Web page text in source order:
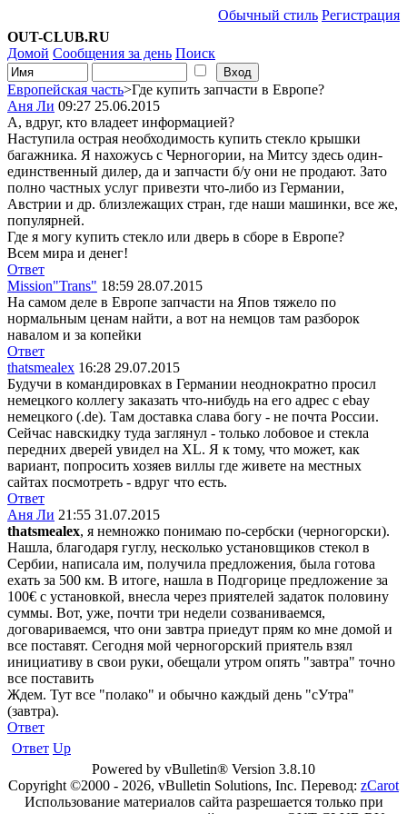
Обычный стиль Регистрация
OUT-CLUB.RU
Домой Сообщения за день Поиск
Европейская часть>Где купить запчасти в Европе?
Аня Ли 09:27 25.06.2015
А, вдруг, кто владеет информацией?
Наступила острая необходимость купить стекло крышки
багажника. Я нахожусь с Черногории, на Митсу здесь один-
единственный дилер, да и запчасти б/у они не продают. Зато
полно частных услуг привезти что-либо из Германии,
Австрии и др. близлежащих стран, где наши машинки, все же,
популярней.
Где я могу купить стекло или дверь в сборе в Европе?
Всем мира и денег!
Ответ
Mission"Trans" 18:59 28.07.2015
На самом деле в Европе запчасти на Япов тяжело по
нормальным ценам найти, а вот на немцов там разборок
навалом и за копейки
Ответ
thatsmealex 16:28 29.07.2015
Будучи в командировках в Германии неоднократно просил
немецкого коллегу заказать что-нибудь на его адрес с ebay
немецкого (.de). Там доставка слава богу - не почта России.
Сейчас навскидку туда заглянул - только лобовое и стекла
передних дверей увидел на XL. Я к тому, что может, как
вариант, попросить хозяев виллы где живете на местных
сайтах посмотреть - вдруг что есть.
Ответ
Аня Ли 21:55 31.07.2015
thatsmealex, я немножко понимаю по-сербски (черногорски).
Нашла, благодаря гуглу, несколько установщиков стекол в
Сербии, написала им, получила предложения, была готова
ехать за 500 км. В итоге, нашла в Подгорице предложение за
100€ с установкой, внесла через приятелей задаток половину
суммы. Вот, уже, почти три недели созваниваемся,
договариваемся, что они завтра приедут прям ко мне домой и
все поставят. Сегодня мой черногорский приятель взял
инициативу в свои руки, обещали утром опять "завтра" точно
все поставить
Ждем. Тут все "полако" и обычно каждый день "сУтра"
(завтра).
Ответ
Ответ Up
Powered by vBulletin® Version 3.8.10
Copyright ©2000 - 2026, vBulletin Solutions, Inc. Перевод: zCarot
Использование материалов сайта разрешается только при